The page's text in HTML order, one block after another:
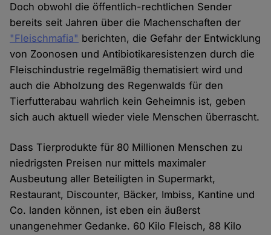
Doch obwohl die öffentlich-rechtlichen Sender
bereits seit Jahren über die Machenschaften der
"Fleischmafia" berichten, die Gefahr der Entwicklung
von Zoonosen und Antibiotikaresistenzen durch die
Fleischindustrie regelmäßig thematisiert wird und
auch die Abholzung des Regenwalds für den
Tierfutterabau wahrlich kein Geheimnis ist, geben
sich auch aktuell wieder viele Menschen überrascht.
Dass Tierprodukte für 80 Millionen Menschen zu
niedrigsten Preisen nur mittels maximaler
Ausbeutung aller Beteiligten in Supermarkt,
Restaurant, Discounter, Bäcker, Imbiss, Kantine und
Co. landen können, ist eben ein äußerst
unangenehmer Gedanke. 60 Kilo Fleisch, 88 Kilo